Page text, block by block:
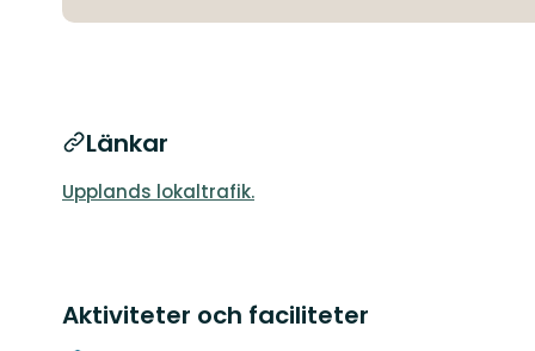
Länkar
Upplands lokaltrafik.
Aktiviteter och faciliteter